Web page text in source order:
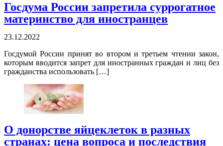
Госдума России запретила суррогатное
материнство для иностранцев
23.12.2022
Госдумой России принят во втором и третьем чтении закон,
которым вводится запрет для иностранных граждан и лиц без
гражданства использовать […]
О донорстве яйцеклеток в разных
странах: цена вопроса и последствия